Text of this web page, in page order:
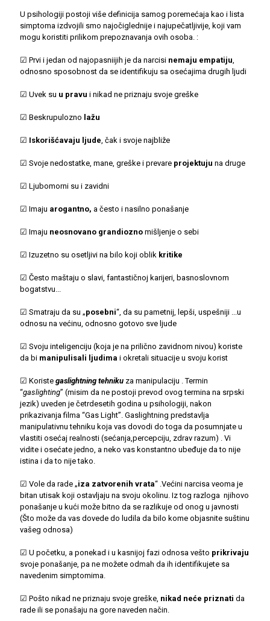
U psihologiji postoji više definicija samog poremećaja kao i lista
simptoma izdvojili smo najočiglednije i najupečatljivije, koji vam
mogu koristiti prilikom prepoznavanja ovih osoba. :
☑ Prvi i jedan od najopasniijih je da narcisi nemaju empatiju,
odnosno sposobnost da se identifikuju sa osećajima drugih ljudi
☑ Uvek su u pravu i nikad ne priznaju svoje greške
☑ Beskrupulozno lažu
☑ Iskorišćavaju ljude, čak i svoje najbliže
☑ Svoje nedostatke, mane, greške i prevare projektuju na druge
☑ Ljubomorni su i zavidni
☑ Imaju arogantno, a često i nasilno ponašanje
☑ Imaju neosnovano grandiozno mišljenje o sebi
☑ Izuzetno su osetljivi na bilo koji oblik kritike
☑ Često maštaju o slavi, fantastičnoj karijeri, basnoslovnom
bogatstvu...
☑ Smatraju da su „posebni“, da su pametnij, lepši, uspešniji ...u
odnosu na većinu, odnosno gotovo sve ljude
☑ Svoju inteligenciju (koja je na prilično zavidnom nivou) koriste
da bi manipulisali ljudima i okretali situacije u svoju korist
☑ Koriste gaslightning tehniku za manipulaciju . Termin
“gaslighting” (misim da ne postoji prevod ovog termina na srpski
jezik) uveden je četrdesetih godina u psihologiji, nakon
prikazivanja filma “Gas Light”. Gaslightning predstavlja
manipulativnu tehniku koja vas dovodi do toga da posumnjate u
vlastiti osećaj realnosti (sećanja,percepciju, zdrav razum) . Vi
vidite i osećate jedno, a neko vas konstantno ubeđuje da to nije
istina i da to nije tako.
☑ Vole da rade „iza zatvorenih vrata“ .Većini narcisa veoma je
bitan utisak koji ostavljaju na svoju okolinu. Iz tog razloga njihovo
ponašanje u kući može bitno da se razlikuje od onog u javnosti
(Što može da vas dovede do ludila da bilo kome objasnite suštinu
vašeg odnosa)
☑ U početku, a ponekad i u kasnijoj fazi odnosa vešto prikrivaju
svoje ponašanje, pa ne možete odmah da ih identifikujete sa
navedenim simptomima.
☑ Pošto nikad ne priznaju svoje greške, nikad neće priznati da
rade ili se ponašaju na gore naveden način.